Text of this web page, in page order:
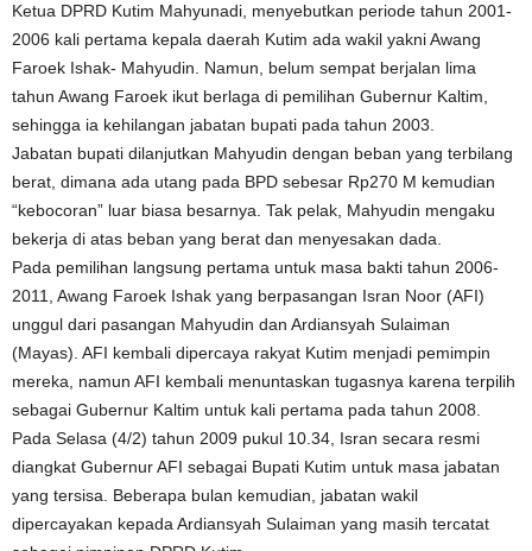
Ketua DPRD Kutim Mahyunadi, menyebutkan periode tahun 2001-
2006 kali pertama kepala daerah Kutim ada wakil yakni Awang
Faroek Ishak- Mahyudin. Namun, belum sempat berjalan lima
tahun Awang Faroek ikut berlaga di pemilihan Gubernur Kaltim,
sehingga ia kehilangan jabatan bupati pada tahun 2003.
Jabatan bupati dilanjutkan Mahyudin dengan beban yang terbilang
berat, dimana ada utang pada BPD sebesar Rp270 M kemudian
“kebocoran” luar biasa besarnya. Tak pelak, Mahyudin mengaku
bekerja di atas beban yang berat dan menyesakan dada.
Pada pemilihan langsung pertama untuk masa bakti tahun 2006-
2011, Awang Faroek Ishak yang berpasangan Isran Noor (AFI)
unggul dari pasangan Mahyudin dan Ardiansyah Sulaiman
(Mayas). AFI kembali dipercaya rakyat Kutim menjadi pemimpin
mereka, namun AFI kembali menuntaskan tugasnya karena terpilih
sebagai Gubernur Kaltim untuk kali pertama pada tahun 2008.
Pada Selasa (4/2) tahun 2009 pukul 10.34, Isran secara resmi
diangkat Gubernur AFI sebagai Bupati Kutim untuk masa jabatan
yang tersisa. Beberapa bulan kemudian, jabatan wakil
dipercayakan kepada Ardiansyah Sulaiman yang masih tercatat